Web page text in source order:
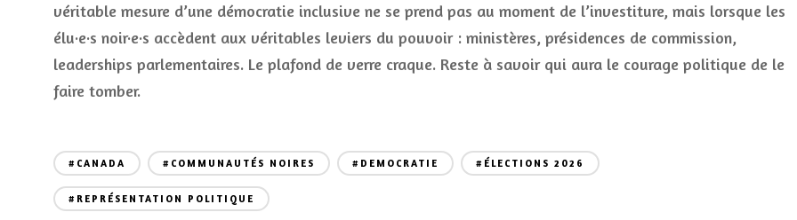
véritable mesure d’une démocratie inclusive ne se prend pas au moment de l’investiture, mais lorsque les
élu·e·s noir·e·s accèdent aux véritables leviers du pouvoir : ministères, présidences de commission,
leaderships parlementaires. Le plafond de verre craque. Reste à savoir qui aura le courage politique de le
faire tomber.
#CANADA #COMMUNAUTÉS NOIRES #DEMOCRATIE #ÉLECTIONS 2026
#REPRÉSENTATION POLITIQUE